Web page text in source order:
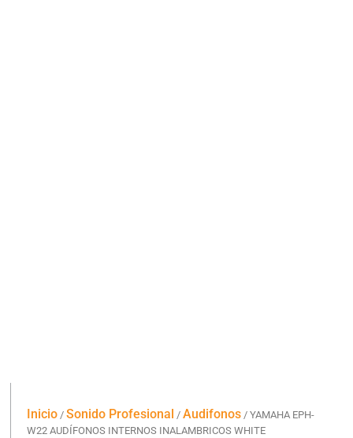
Inicio /Sonido Profesional /Audifonos / YAMAHA EPH-
W22 AUDÍFONOS INTERNOS INALAMBRICOS WHITE